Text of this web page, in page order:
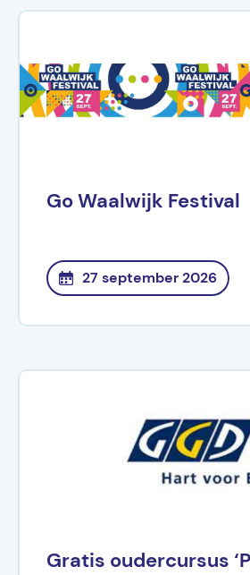
Go Waalwijk Festival
27 september 2026
Gratis oudercursus